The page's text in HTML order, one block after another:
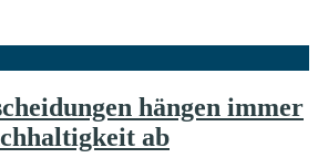
hängen immer
ab